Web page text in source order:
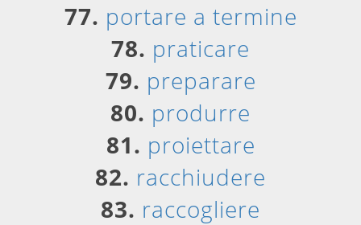
77. portare a termine
78. praticare
79. preparare
80. produrre
81. proiettare
82. racchiudere
83. raccogliere